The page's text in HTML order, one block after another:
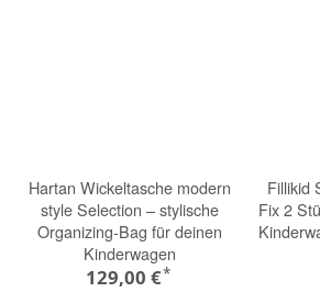
Hartan Wickeltasche modern
style Selection – stylische
Organizing-Bag für deinen
Kinderwagen
129,00 €*
Fillikid
Fix 2